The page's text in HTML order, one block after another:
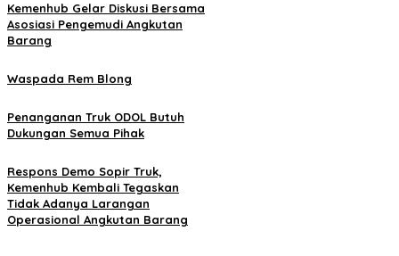
Kemenhub Gelar Diskusi Bersama
Asosiasi Pengemudi Angkutan
Barang
Waspada Rem Blong
Penanganan Truk ODOL Butuh
Dukungan Semua Pihak
Respons Demo Sopir Truk,
Kemenhub Kembali Tegaskan
Tidak Adanya Larangan
Operasional Angkutan Barang